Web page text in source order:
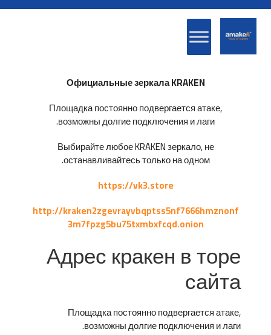
Официальные зеркала KRAKEN
Площадка постоянно подвергается атаке,
возможны долгие подключения и лаги.
Выбирайте любое KRAKEN зеркало, не
останавливайтесь только на одном.
https://vk3.store
http://kraken2zgevrayvbqptss5nf7666hmznonf
3m7fpzg5bu75txmbxfcqd.onion
Адрес кракен в торе
сайта
Площадка постоянно подвергается атаке,
возможны долгие подключения и лаги.